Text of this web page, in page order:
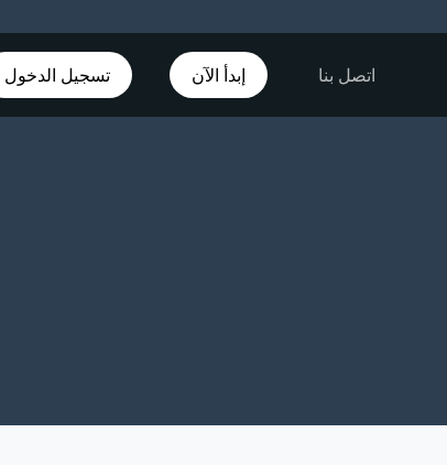
اتصل بنا إبدأ الآن تسجيل الدخول